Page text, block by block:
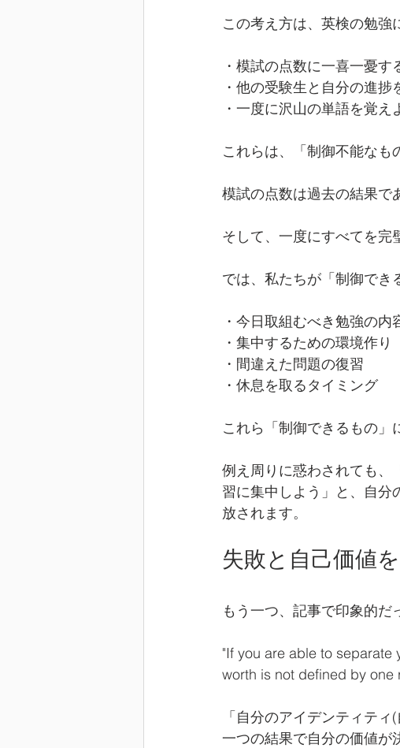
この考え方は、英検の勉強
・模試の点数に一喜一憂す
・他の受験生と自分の進捗
・一度に沢山の単語を覚
これらは、「制御不能なも
模試の点数は過去の結果で
そして、一度にすべてを完
では、私たちが「制御でき
・今日取組むべき勉強の内
・集中するための環境作り
・間違えた問題の復習
・休息を取るタイミング
これら「制御できるもの」
例え周りに惑わされても、
習に集中しよう」と、自分
放されます。
失敗と自己価値
もう一つ、記事で印象的だ
"If you are able to
worth is not defined by one
「自分のアイデンティテ
一つの結果で自分の価値が